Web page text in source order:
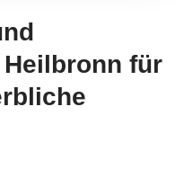
für